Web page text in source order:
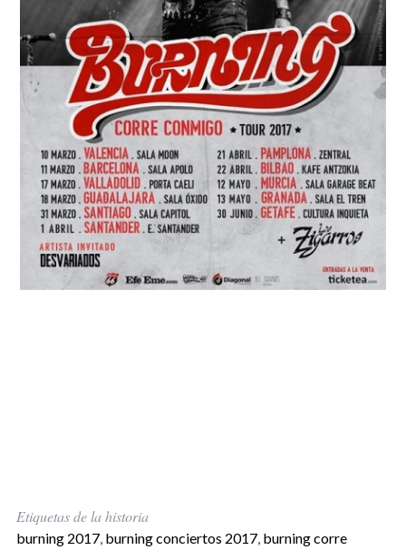
Etiquetas de la historia
burning 2017, burning conciertos 2017, burning corre